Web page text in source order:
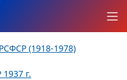
(1918-1978)
г.